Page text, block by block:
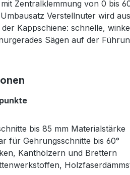
Zentralklemmung von 0 bis
Verstellnuter wird
Kappschiene: schnelle,
Sägen auf der
bis 85 mm Materialstärke
für Gehrungsschnitte bis 60°
Kanthölzern und Brettern